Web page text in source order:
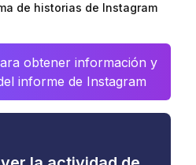
de historias de Instagram
obtener información y
informe de Instagram